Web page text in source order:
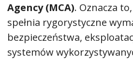
Agency (MCA). Oznacza
spełnia rygorystyczne
bezpieczeństwa,
systemów